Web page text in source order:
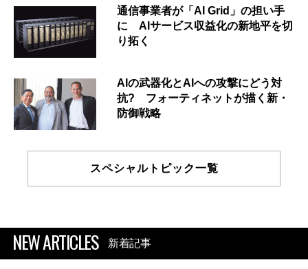
通信事業者が「AI Grid」の担い手
に AIサービス収益化の新地平を切
り拓く
AIの武器化とAIへの攻撃にどう対
抗? フォーティネットが描く新・
防御戦略
スペシャルトピック一覧
NEW ARTICLES 新着記事